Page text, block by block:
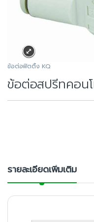
ข้อต่อฟิตติ้ง KQ
ข้อต่อสปรีทคอน
รายละเอียดเพิ่มเติม